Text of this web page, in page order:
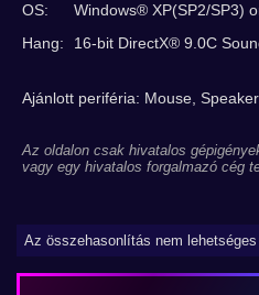
OS:
Windows® XP(SP2/SP3)
Hang:
16-bit DirectX® 9.0C
Ajánlott periféria: Mouse,
Az oldalon csak hivatalos
vagy egy hivatalos forgalmazó cég
Az összehasonlítás nem